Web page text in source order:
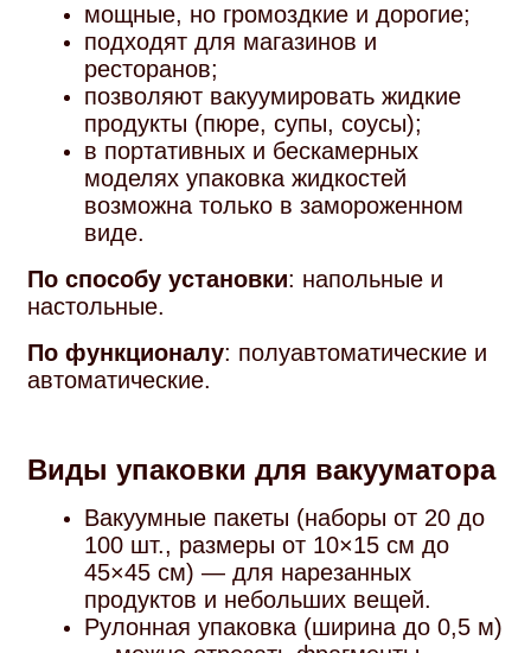
мощные, но громоздкие и дорогие;
подходят для магазинов и
ресторанов;
позволяют вакуумировать жидкие
продукты (пюре, супы, соусы);
в портативных и бескамерных
моделях упаковка жидкостей
возможна только в замороженном
виде.
По способу установки: напольные и
настольные.
По функционалу: полуавтоматические и
автоматические.
Виды упаковки для вакууматора
Вакуумные пакеты (наборы от 20 до
100 шт., размеры от 10×15 см до
45×45 см) — для нарезанных
продуктов и небольших вещей.
Рулонная упаковка (ширина до 0,5 м)